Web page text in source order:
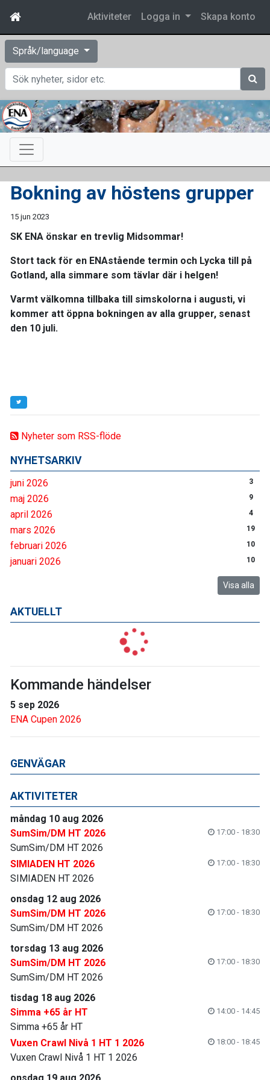
Aktiviteter Logga in Skapa konto
Språk/language
Sök
Nyheter som RSS-flöde
NYHETSARKIV
juni 2026 3
maj 2026 9
april 2026 4
mars 2026 19
februari 2026 10
januari 2026 10
Visa alla
AKTUELLT
Kommande händelser
5 sep 2026
ENA Cupen 2026
GENVÄGAR
Bokning av höstens grupper
15 jun 2023
SK ENA önskar en trevlig Midsommar!
Stort tack för en ENAstående termin och Lycka till på
Gotland, alla simmare som tävlar där i helgen!
Varmt välkomna tillbaka till simskolorna i augusti, vi
kommer att öppna bokningen av alla grupper, senast
den 10 juli.
AKTIVITETER
måndag 10 aug 2026
SumSim/DM HT 2026
17:00 - 18:30
SumSim/DM HT 2026
SIMIADEN HT 2026
17:00 - 18:30
SIMIADEN HT 2026
onsdag 12 aug 2026
SumSim/DM HT 2026
17:00 - 18:30
SumSim/DM HT 2026
torsdag 13 aug 2026
SumSim/DM HT 2026
17:00 - 18:30
SumSim/DM HT 2026
tisdag 18 aug 2026
Simma +65 år HT
14:00 - 14:45
Simma +65 år HT
Vuxen Crawl Nivå 1 HT 1 2026
18:00 - 18:45
Vuxen Crawl Nivå 1 HT 1 2026